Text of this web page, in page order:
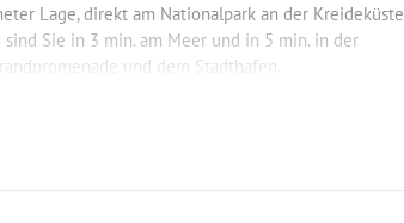
Lage, direkt am Nationalpark an der Kreideküste
Sie in 3 min. am Meer und in 5 min. in der
und dem Stadthafen.